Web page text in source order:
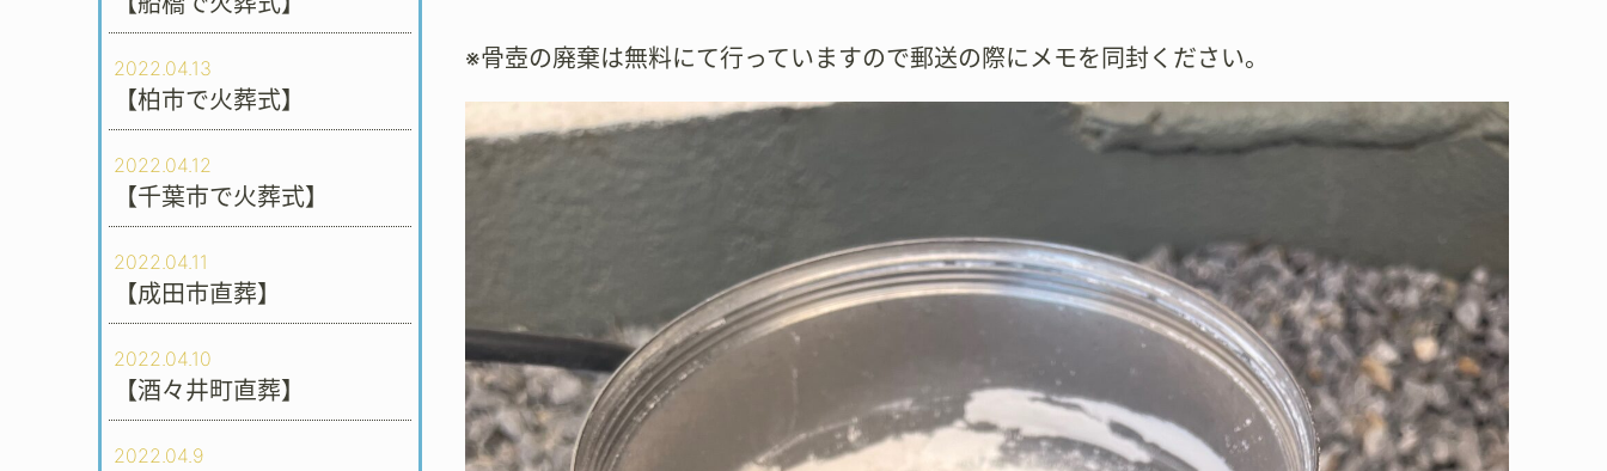
2022.04.13
【柏市で火葬式】
2022.04.12
【千葉市で火葬式】
2022.04.11
【成田市直葬】
2022.04.10
【酒々井町直葬】
2022.04.9
※骨壺の廃棄は無料にて行っていますので郵送の際にメモを同封ください。